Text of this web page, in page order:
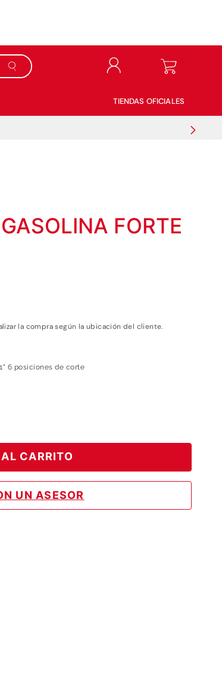
TIENDAS OFICIALES
FORTE
la compra según la ubicación del cliente.
6 posiciones de corte
CARRITO
UN ASESOR